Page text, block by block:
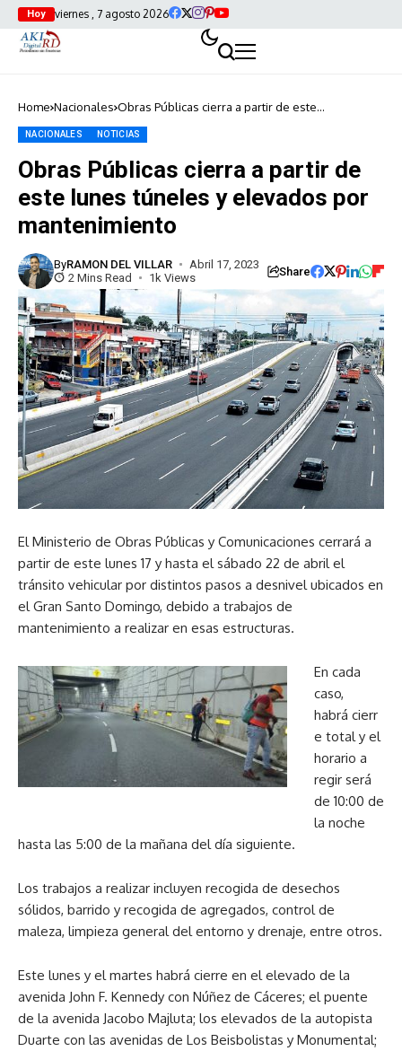
Hoy viernes , 7 agosto 2026
Home Nacionales Obras Públicas cierra a partir de este
NACIONALES NOTICIAS
Obras Públicas cierra a partir de
este lunes túneles y elevados por
mantenimiento
ByRAMON DEL VILLAR
Abril 17, 2023
2 Mins Read
1k Views Share
El Ministerio de Obras Públicas y Comunicaciones cerrará a
partir de este lunes 17 y hasta el sábado 22 de abril el
tránsito vehicular por distintos pasos a desnivel ubicados en
el Gran Santo Domingo, debido a trabajos de
mantenimiento a realizar en esas estructuras.
En cada
caso,
habrá cierr
e total y el
horario a
regir será
de 10:00 de
la noche
hasta las 5:00 de la mañana del día siguiente.
Los trabajos a realizar incluyen recogida de desechos
sólidos, barrido y recogida de agregados, control de
maleza, limpieza general del entorno y drenaje, entre otros.
Este lunes y el martes habrá cierre en el elevado de la
avenida John F. Kennedy con Núñez de Cáceres; el puente
de la avenida Jacobo Majluta; los elevados de la autopista
Duarte con las avenidas de Los Beisbolistas y Monumental;